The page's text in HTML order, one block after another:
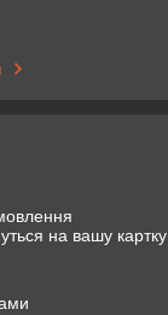
на вашу картку